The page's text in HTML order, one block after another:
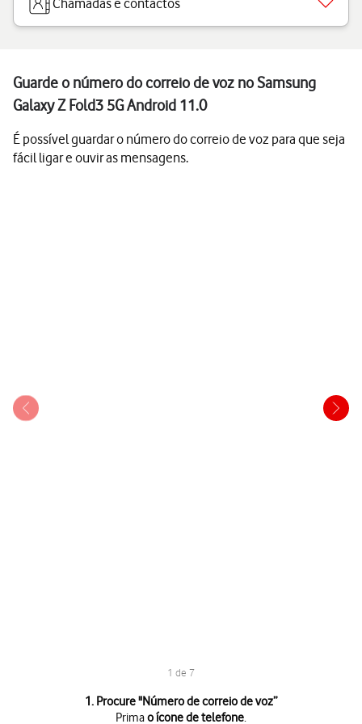
Chamadas e contactos
Guarde o número do correio de voz no Samsung
Galaxy Z Fold3 5G Android 11.0
É possível guardar o número do correio de voz para que seja
fácil ligar e ouvir as mensagens.
1 de 7
1. Procure "Número de correio de voz”
Primao ícone de telefone.